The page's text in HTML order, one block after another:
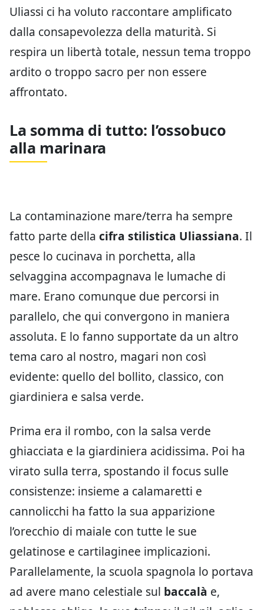
Uliassi ci ha voluto raccontare amplificato
dalla consapevolezza della maturità. Si
respira un libertà totale, nessun tema troppo
ardito o troppo sacro per non essere
affrontato.
La somma di tutto: l’ossobuco
alla marinara
La contaminazione mare/terra ha sempre
fatto parte della cifra stilistica Uliassiana. Il
pesce lo cucinava in porchetta, alla
selvaggina accompagnava le lumache di
mare. Erano comunque due percorsi in
parallelo, che qui convergono in maniera
assoluta. E lo fanno supportate da un altro
tema caro al nostro, magari non così
evidente: quello del bollito, classico, con
giardiniera e salsa verde.
Prima era il rombo, con la salsa verde
ghiacciata e la giardiniera acidissima. Poi ha
virato sulla terra, spostando il focus sulle
consistenze: insieme a calamaretti e
cannolicchi ha fatto la sua apparizione
l’orecchio di maiale con tutte le sue
gelatinose e cartilaginee implicazioni.
Parallelamente, la scuola spagnola lo portava
ad avere mano celestiale sul baccalà e,